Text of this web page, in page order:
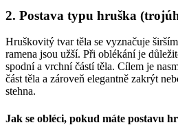
2. Postava typu hruška
Hruškovitý tvar těla se vyznačuje
ramena jsou užší. Při oblékání je
spodní a vrchní částí těla. Cílem je
část těla a zároveň elegantně zakrýt
stehna.
Jak se obléci, pokud máte postavu